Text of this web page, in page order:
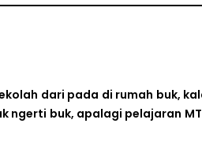
dari pada di rumah buk,
ngerti buk, apalagi pelajaran